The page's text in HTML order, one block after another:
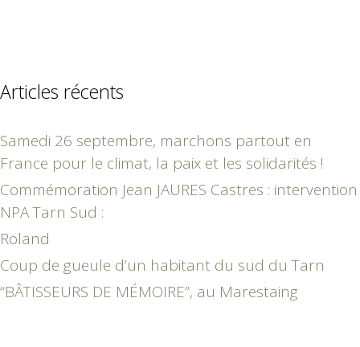
Articles récents
Samedi 26 septembre, marchons partout en
France pour le climat, la paix et les solidarités !
Commémoration Jean JAURES Castres : intervention
NPA Tarn Sud :
Roland
Coup de gueule d’un habitant du sud du Tarn
“BÂTISSEURS DE MÉMOIRE”, au Marestaing